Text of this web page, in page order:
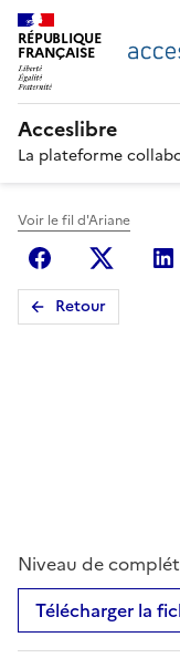
RÉPUBLIQUE
FRANÇAISE
Acceslibre
La plateforme
Voir le fil d'Ariane
FacebookX
Retour
Niveau de
Télécharger la